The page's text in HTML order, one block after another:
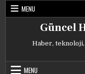
Skip
MENU
Güncel
Haber, teknoloji,
MENU